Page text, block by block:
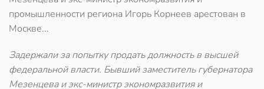
промышленности региона Игорь Корнеев арестован в
Москве...
Задержали за попытку продать должность в высшей
федеральной власти. Бывший заместитель губернатора
Мезенцева и экс-министр экономразвития и